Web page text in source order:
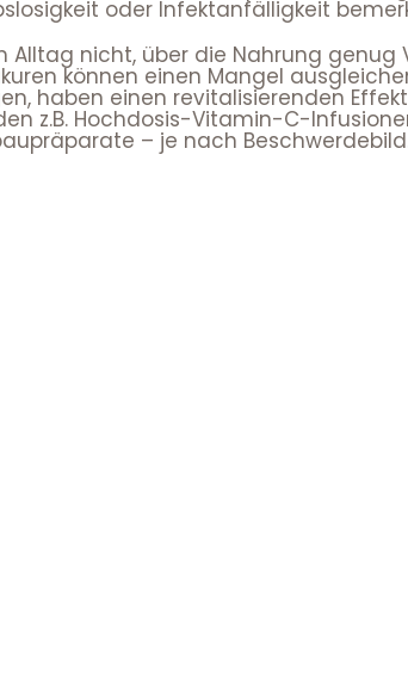
oder Infektanfälligkeit
Alltag nicht, über die Nahrung genug
können einen Mangel
haben einen revitalisierenden
z.B. Hochdosis-Vitamin-C-
– je nach